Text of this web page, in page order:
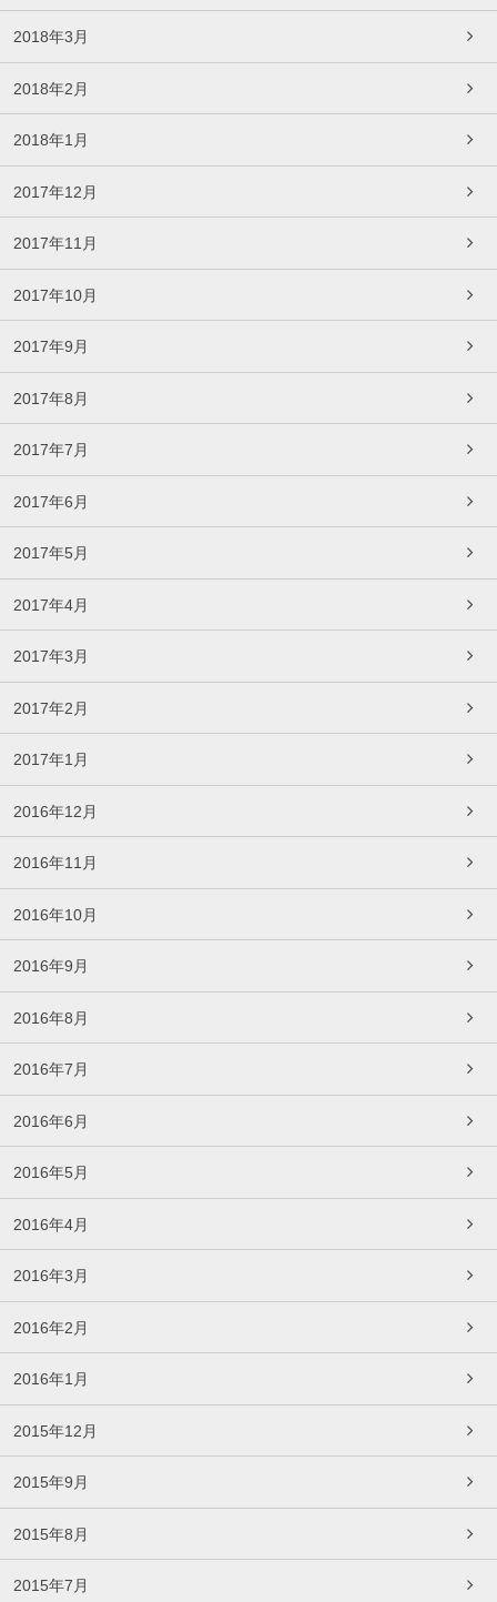
2018年3月
2018年2月
2018年1月
2017年12月
2017年11月
2017年10月
2017年9月
2017年8月
2017年7月
2017年6月
2017年5月
2017年4月
2017年3月
2017年2月
2017年1月
2016年12月
2016年11月
2016年10月
2016年9月
2016年8月
2016年7月
2016年6月
2016年5月
2016年4月
2016年3月
2016年2月
2016年1月
2015年12月
2015年9月
2015年8月
2015年7月